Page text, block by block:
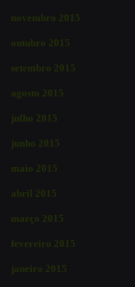
novembro 2015
outubro 2015
setembro 2015
agosto 2015
julho 2015
junho 2015
maio 2015
abril 2015
março 2015
fevereiro 2015
janeiro 2015